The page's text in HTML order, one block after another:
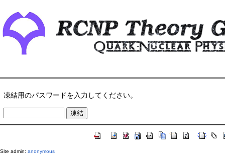
凍結用のパスワードを入力してください。
Site admin: anonymous